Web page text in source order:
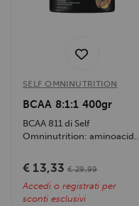
SELF OMNINUTRITION
BCAA 8:1:1 400gr
BCAA 811 di Self
Omninutrition: aminoacidi
con Taurina e...
€ 13,33 € 29,99
Accedi o registrati per
sconti esclusivi